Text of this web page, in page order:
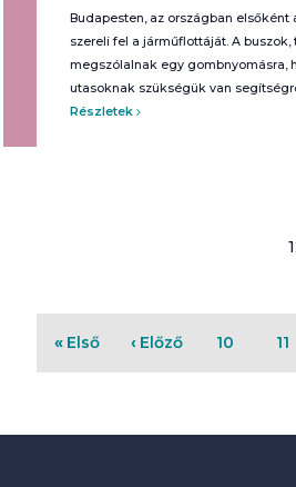
Budapesten, az országban elsőként
szereli fel a járműflottáját. A
megszólalnak egy gombnyomásra,
utasoknak szükségük van
Részletek
Első Előző 10 11